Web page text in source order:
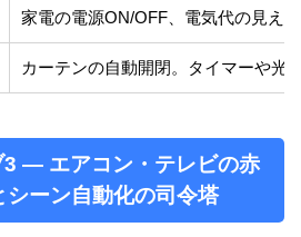
家電の電源ON/OFF、電気代の見え
カーテンの自動開閉。タイマーや光
3 — エアコン・テレビの赤
シーン自動化の司令塔